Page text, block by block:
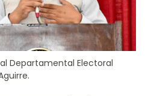
Departamental Electoral